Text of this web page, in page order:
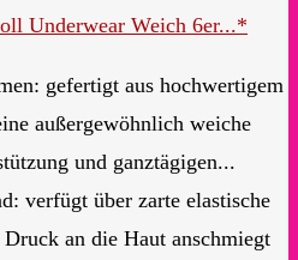
Underwear Weich 6er...*
gefertigt aus hochwertigem
außergewöhnlich weiche
und ganztägigen...
verfügt über zarte elastische
an die Haut anschmiegt